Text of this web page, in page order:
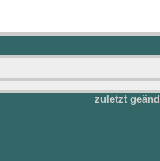
zuletzt